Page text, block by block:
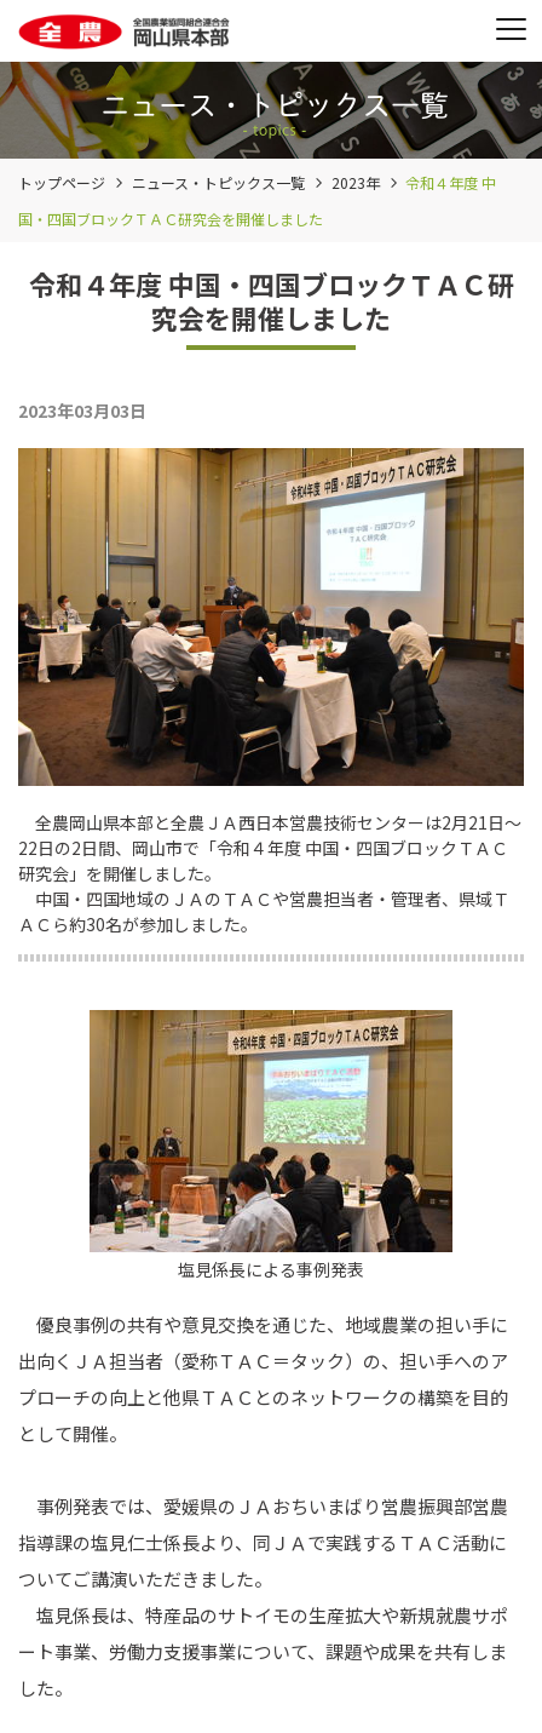
トップページ ニュース・トピックス一覧 2023年
令和４年度 中
国・四国ブロックＴＡＣ研究会を開催しました
令和４年度 中国・四国ブロックＴＡＣ研
究会を開催しました
2023年03月03日
全農岡山県本部と全農ＪＡ西日本営農技術センターは2月21日～
22日の2日間、岡山市で「令和４年度 中国・四国ブロックＴＡＣ
研究会」を開催しました。
中国・四国地域のＪＡのＴＡＣや営農担当者・管理者、県域Ｔ
ＡＣら約30名が参加しました。
塩見係長による事例発表
優良事例の共有や意見交換を通じた、地域農業の担い手に
出向くＪＡ担当者（愛称ＴＡＣ＝タック）の、担い手へのア
プローチの向上と他県ＴＡＣとのネットワークの構築を目的
として開催。
事例発表では、愛媛県のＪＡおちいまばり営農振興部営農
指導課の塩見仁士係長より、同ＪＡで実践するＴＡＣ活動に
ついてご講演いただきました。
塩見係長は、特産品のサトイモの生産拡大や新規就農サポ
ート事業、労働力支援事業について、課題や成果を共有しま
した。